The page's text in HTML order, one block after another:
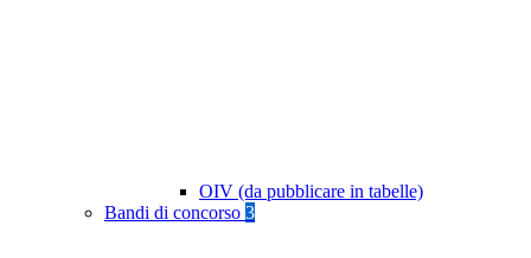
OIV (da pubblicare in tabelle)
Bandi di concorso 3